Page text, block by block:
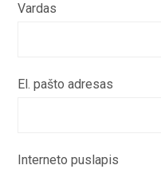
Vardas
El. pašto adresas
Interneto puslapis